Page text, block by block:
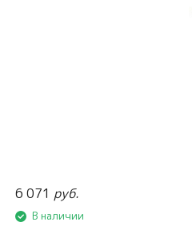
6 071 руб.
В наличии